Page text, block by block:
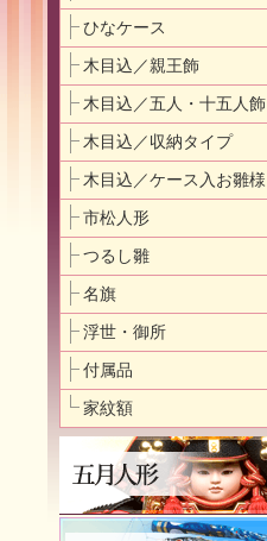
ひなケース
木目込／親王飾
木目込／五人・十五人飾
木目込／収納タイプ
木目込／ケース入お雛様
市松人形
つるし雛
名旗
浮世・御所
付属品
家紋額